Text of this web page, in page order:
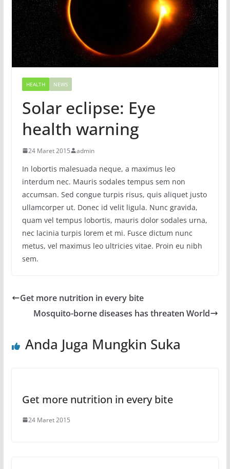
HEALTH NEWS
Solar eclipse: Eye
health warning
24 Maret 2015 admin
In lobortis malesuada neque, a maximus leo
interdum nec. Mauris sodales tempus sem non
accumsan. Sed congue turpis risus, quis aliquet justo
ullamcorper ut. Donec id velit ligula. Nunc gravida,
quam vel tempus lobortis, mauris dolor sodales urna,
nec lacinia turpis lorem et mi. Fusce dictum nunc
metus, vel maximus leo ultricies vitae. Proin eu nibh
sem.
Get more nutrition in every bite
Mosquito-borne diseases has threaten World
Anda Juga Mungkin Suka
Get more nutrition in every bite
24 Maret 2015